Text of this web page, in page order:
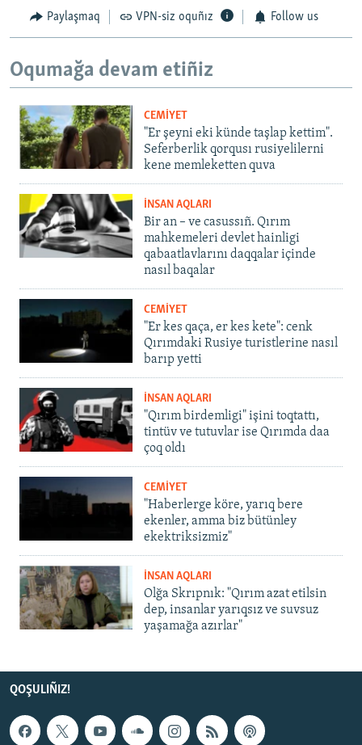
Paylaşmaq VPN-siz oquñız Follow us
Oqumağa devam etiñiz
CEMİYET
"Er şeyni eki künde taşlap kettim".
Seferberlik qorqusı rusiyelilerni
kene memleketten quva
İNSAN AQLARI
Bir an – ve casussıñ. Qırım
mahkemeleri devlet hainligi
qabaatlavlarını daqqalar içinde
nasıl baqalar
CEMİYET
"Er kes qaça, er kes kete": cenk
Qırımdaki Rusiye turistlerine nasıl
barıp yetti
İNSAN AQLARI
"Qırım birdemligi" işini toqtattı,
tintüv ve tutuvlar ise Qırımda daa
çoq oldı
CEMİYET
"Haberlerge köre, yarıq bere
ekenler, amma biz bütünley
ekektriksizmiz"
İNSAN AQLARI
Olğa Skrıpnık: "Qırım azat etilsin
dep, insanlar yarıqsız ve suvsuz
yaşamağa azırlar"
QOŞULIÑIZ!